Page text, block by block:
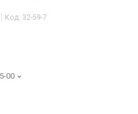
Код: 32-59-7
00